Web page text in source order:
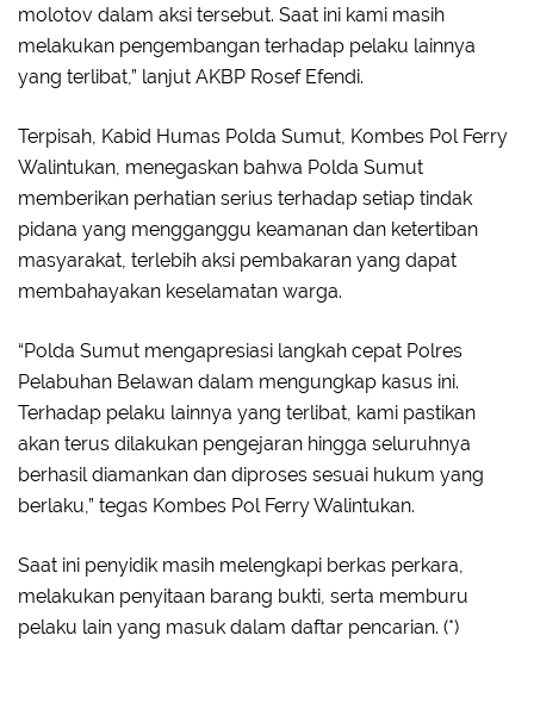
molotov dalam aksi tersebut. Saat ini kami masih
melakukan pengembangan terhadap pelaku lainnya
yang terlibat,” lanjut AKBP Rosef Efendi.
Terpisah, Kabid Humas Polda Sumut, Kombes Pol Ferry
Walintukan, menegaskan bahwa Polda Sumut
memberikan perhatian serius terhadap setiap tindak
pidana yang mengganggu keamanan dan ketertiban
masyarakat, terlebih aksi pembakaran yang dapat
membahayakan keselamatan warga.
“Polda Sumut mengapresiasi langkah cepat Polres
Pelabuhan Belawan dalam mengungkap kasus ini.
Terhadap pelaku lainnya yang terlibat, kami pastikan
akan terus dilakukan pengejaran hingga seluruhnya
berhasil diamankan dan diproses sesuai hukum yang
berlaku,” tegas Kombes Pol Ferry Walintukan.
Saat ini penyidik masih melengkapi berkas perkara,
melakukan penyitaan barang bukti, serta memburu
pelaku lain yang masuk dalam daftar pencarian. (*)